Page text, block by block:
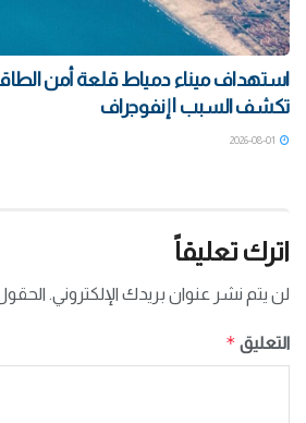
استهداف ميناء دمياط قلعة أمن
تكشف السبب | إنفوجراف
اترك تعليقاً
لن يتم نشر عنوان بريدك الإلكتروني.
التعليق *